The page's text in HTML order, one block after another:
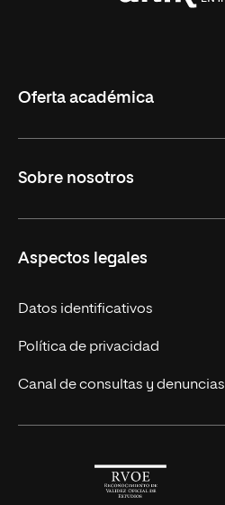
Oferta académica
Licenciaturas en línea
Cursos Europeos
Títulos Americanos
Alianza Newman
Sobre nosotros
Nuestros alumnos
Únete a nosotros
Actualidad
Solicita información
Aspectos legales
Datos identificativos
Política de privacidad
Canal de consultas y denuncias